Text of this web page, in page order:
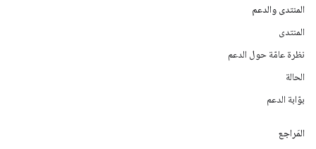
المنتدى والدعم
المنتدى
نظرة عامّة حول الدعم
الحالة
بوّابة الدعم
المَراجع